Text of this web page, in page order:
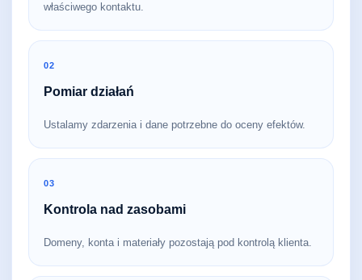
właściwego kontaktu.
02
Pomiar działań
Ustalamy zdarzenia i dane potrzebne do oceny efektów.
03
Kontrola nad zasobami
Domeny, konta i materiały pozostają pod kontrolą klienta.